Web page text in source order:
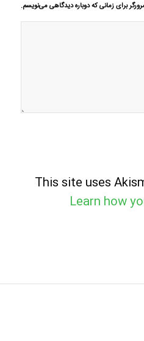
برای زمانی که دوباره دیدگاهی می‌نویسم.
This site uses
Learn how